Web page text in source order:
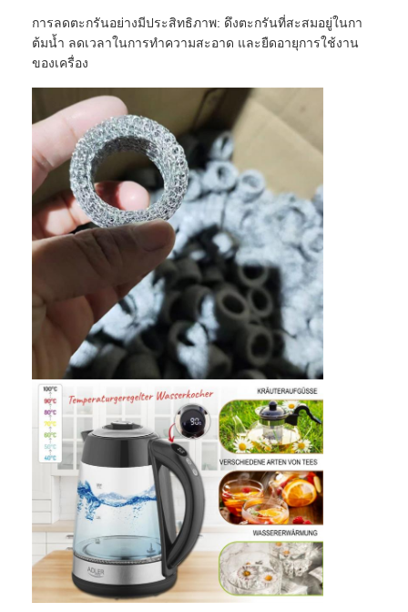
บ้าน
ผลิตภัณฑ์
เกี่ยวกับเรา
ทัวร์โรงงาน
ควบคุมคุณภาพ
การลดตะกรันอย่างมีประสิทธิภาพ: ดึงตะกรันที่สะสมอยู่ในกา
ต้มน้ำ ลดเวลาในการทำความสะอาด และยืดอายุการใช้งาน
ของเครื่อง